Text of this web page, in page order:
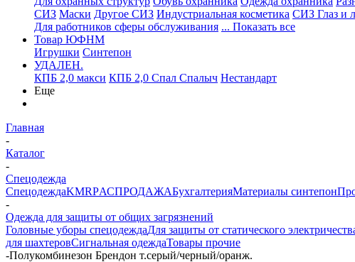
СИЗ Маски Другое СИЗ Индустриальная косметика СИЗ Глаз и
Для работников сферы обслуживания ... Показать все
Товар ЮФНМ
Игрушки Синтепон
УДАЛЕН.
КПБ 2,0 макси КПБ 2,0 Спал Спалыч Нестандарт
Еще
Главная
-
Каталог
-
Спецодежда
СпецодеждаKMRPАСПРОДАЖАБухгалтерияМатериалы синтепон
-
Одежда для защиты от общих загрязнений
Головные уборы спецодеждаДля защиты от статического
для шахтеровСигнальная одеждаТовары прочие
-Полукомбинезон Брендон т.серый/черный/оранж.